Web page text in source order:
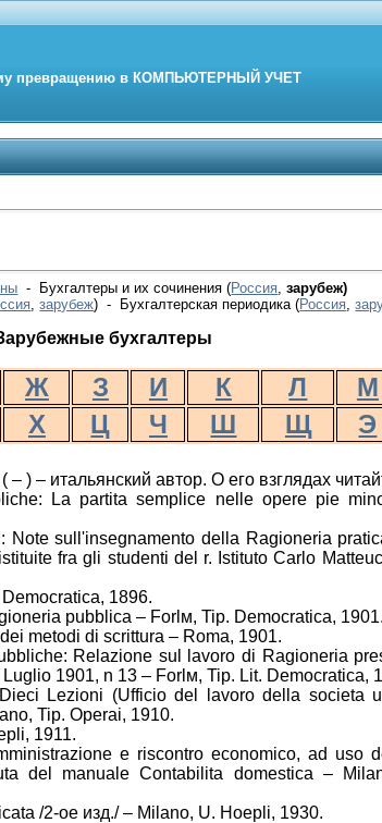
превращению в КОМПЬЮТЕРНЫЙ УЧЕТ
- Бухгалтеры и их сочинения (Россия ,зарубеж)
,зарубеж) - Бухгалтерская периодика(Россия ,
бухгалтеры
Ж З И К Л М
Х Ц Ч Ш Щ Э
– ) – итальянский автор. О его взглядах
La partita semplice nelle opere pie
Note sull'insegnamento della Ragioneria
fra gli studenti del r. Istituto Carlo
1896.
pubblica – Forlм, Tip. Democratica, 1901.
metodi di scrittura – Roma, 1901.
Relazione sul lavoro di Ragioneria
1901, n 13 – Forlм, Tip. Lit. Democratica,
Lezioni (Ufficio del lavoro della societа
, Tip. Operai, 1910.
1911.
e riscontro economico, ad uso
del manuale Contabilitа domestica –
/2-ое изд./ – Milano, U. Hoepli, 1930.